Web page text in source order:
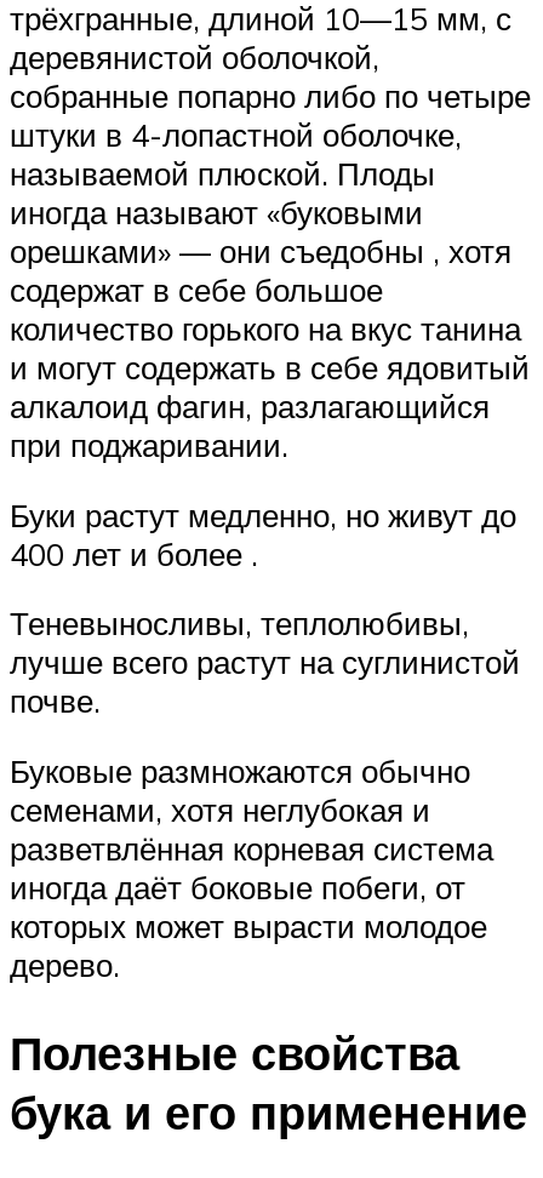
трёхгранные, длиной 10—15 мм, с
деревянистой оболочкой,
собранные попарно либо по четыре
штуки в 4-лопастной оболочке,
называемой плюской. Плоды
иногда называют «буковыми
орешками» — они съедобны , хотя
содержат в себе большое
количество горького на вкус танина
и могут содержать в себе ядовитый
алкалоид фагин, разлагающийся
при поджаривании.
Буки растут медленно, но живут до
400 лет и более .
Теневыносливы, теплолюбивы,
лучше всего растут на суглинистой
почве.
Буковые размножаются обычно
семенами, хотя неглубокая и
разветвлённая корневая система
иногда даёт боковые побеги, от
которых может вырасти молодое
дерево.
Полезные свойства
бука и его применение